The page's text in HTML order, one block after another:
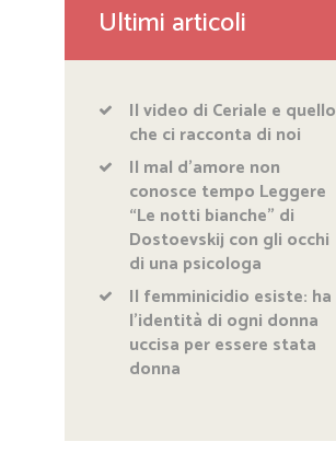
Ultimi articoli
Il video di Ceriale e quello
che ci racconta di noi
Il mal d’amore non
conosce tempo Leggere
“Le notti bianche” di
Dostoevskij con gli occhi
di una psicologa
Il femminicidio esiste: ha
l’identità di ogni donna
uccisa per essere stata
donna